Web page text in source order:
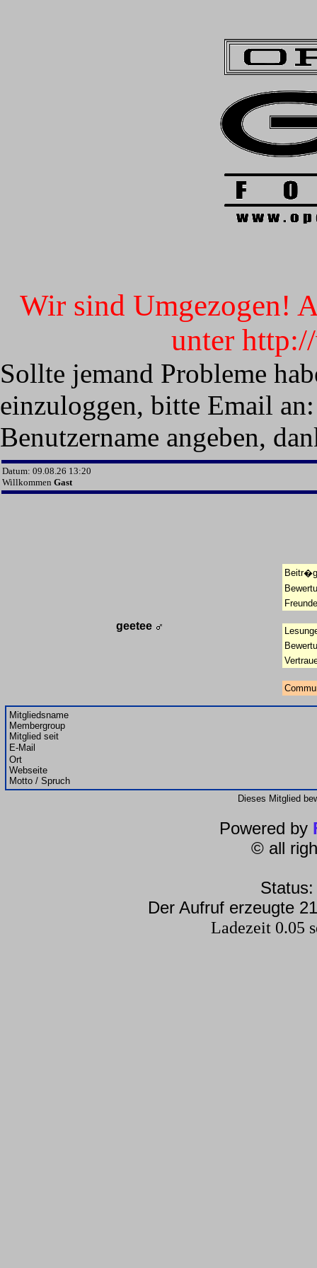
Wir sind Umgezogen!
unter
Sollte jemand Probleme
einzuloggen, bitte Email
Benutzername angeben,
Datum: 09.08.26 13:20
Willkommen Gast
geetee
Mitgliedsname
Membergroup
Mitglied seit
E-Mail
Ort
Webseite
Motto / Spruch
Dieses Mitglied
Powered by
© all
Der Aufruf erzeugte
Ladezeit 0.05